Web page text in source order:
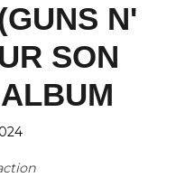
N'
SON